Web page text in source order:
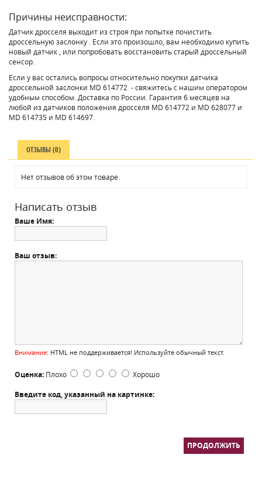
Причины неисправности:
Датчик дросселя выходит из строя при попытке почистить
дроссельную заслонку . Если это произошло, вам необходимо купить
новый датчик , или попробовать восстановить старый дроссельный
сенсор.
Если у вас остались вопросы относительно покупки датчика
дроссельной заслонки MD 614772 - свяжитесь с нашим оператором
удобным способом. Доставка по России. Гарантия 6 месяцев на
любой из датчиков положения дросселя MD 614772 и MD 628077 и
MD 614735 и MD 614697.
ОТЗЫВЫ (0)
Нет отзывов об этом товаре.
Написать отзыв
Ваше Имя:
Ваш отзыв:
Внимание: HTML не поддерживается! Используйте обычный текст.
Оценка: Плохо Хорошо
Введите код, указанный на картинке:
ПРОДОЛЖИТЬ